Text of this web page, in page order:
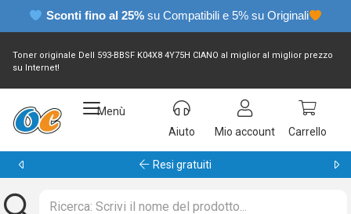
Sconti fino al 25% su Compatibili e 5% su Originali
Toner originale Dell 593-BBSF K04X8 4Y75H CIANO al miglior al miglior prezzo
su Internet!
Menù
Aiuto
Mio account Carrello
Garanzia 24 mesi